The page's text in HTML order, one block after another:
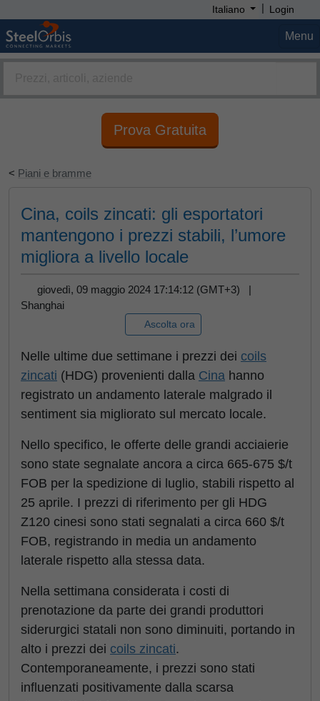
Italiano | Login
Menu
Prova Gratuita
< Piani e bramme
Cina, coils zincati: gli esportatori
mantengono i prezzi stabili, l’umore
migliora a livello locale
giovedì, 09 maggio 2024 17:14:12 (GMT+3) |
Shanghai
Ascolta ora
Nelle ultime due settimane i prezzi dei coils
zincati (HDG) provenienti dalla Cina hanno
registrato un andamento laterale malgrado il
sentiment sia migliorato sul mercato locale.
Nello specifico, le offerte delle grandi acciaierie
sono state segnalate ancora a circa 665-675 $/t
FOB per la spedizione di luglio, stabili rispetto al
25 aprile. I prezzi di riferimento per gli HDG
Z120 cinesi sono stati segnalati a circa 660 $/t
FOB, registrando in media un andamento
laterale rispetto alla stessa data.
Nella settimana considerata i costi di
prenotazione da parte dei grandi produttori
siderurgici statali non sono diminuiti, portando in
alto i prezzi dei coils zincati.
Contemporaneamente, i prezzi sono stati
influenzati positivamente dalla scarsa